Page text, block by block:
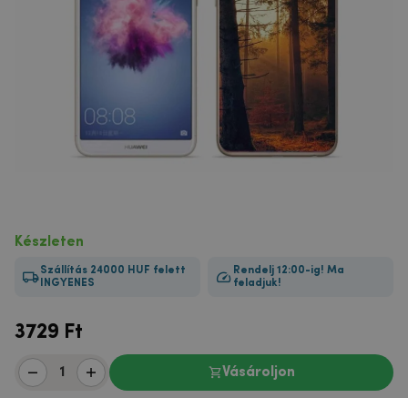
Készleten
Szállítás 24000 HUF felett
INGYENES
Rendelj 12:00-ig! Ma
feladjuk!
3729 Ft
Vásároljon